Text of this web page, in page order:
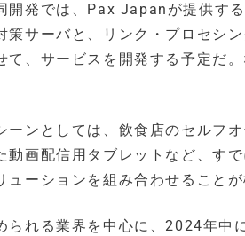
開発では、Pax Japanが提供す
策サーバと、リンク・プロセシ
て、サービスを開発する予定だ
ーンとしては、飲食店のセルフ
動画配信用タブレットなど、す
ューションを組み合わせることが
られる業界を中心に、2024年中